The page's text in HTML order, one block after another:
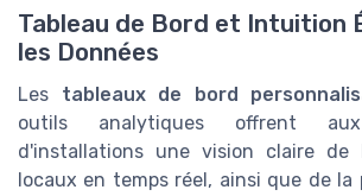
Tableau de Bord et Intuition
les Données
Les tableaux de bord
outils analytiques offrent aux
d'installations une vision claire de
locaux en temps réel, ainsi que de